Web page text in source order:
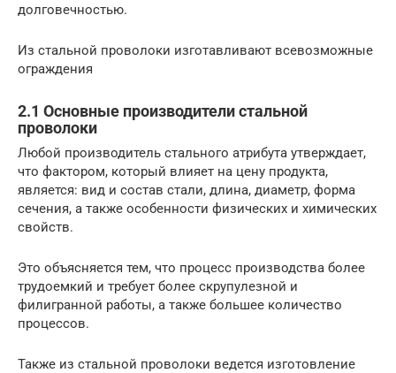
долговечностью.
Из стальной проволоки изготавливают всевозможные
ограждения
2.1 Основные производители стальной
проволоки
Любой производитель стального атрибута утверждает,
что фактором, который влияет на цену продукта,
является: вид и состав стали, длина, диаметр, форма
сечения, а также особенности физических и химических
свойств.
Это объясняется тем, что процесс производства более
трудоемкий и требует более скрупулезной и
филигранной работы, а также большее количество
процессов.
Также из стальной проволоки ведется изготовление